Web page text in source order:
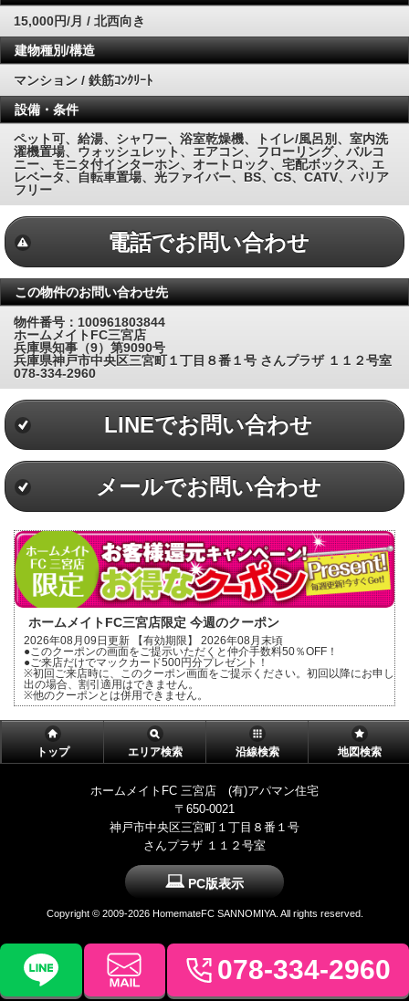
15,000円/月 / 北西向き
建物種別/構造
マンション / 鉄筋ｺﾝｸﾘｰﾄ
設備・条件
ペット可、給湯、シャワー、浴室乾燥機、トイレ/風呂別、室内洗
濯機置場、ウォッシュレット、エアコン、フローリング、バルコ
ニー、モニタ付インターホン、オートロック、宅配ボックス、エ
レベータ、自転車置場、光ファイバー、BS、CS、CATV、バリア
フリー
電話でお問い合わせ
この物件のお問い合わせ先
物件番号：100961803844
ホームメイトFC三宮店
兵庫県知事（9）第9090号
兵庫県神戸市中央区三宮町１丁目８番１号 さんプラザ １１２号室
078-334-2960
LINEでお問い合わせ
メールでお問い合わせ
ホームメイトFC三宮店限定 今週のクーポン
2026年08月09日更新 【有効期限】 2026年08月末頃
●このクーポンの画面をご提示いただくと仲介手数料50％OFF！
●ご来店だけでマックカード500円分プレゼント！
※初回ご来店時に、このクーポン画面をご提示ください。初回以降にお申し
出の場合、割引適用はできません。
※他のクーポンとは併用できません。
トップ エリア検索 沿線検索 地図検索
ホームメイトFC 三宮店 (有)アパマン住宅
〒650-0021
神戸市中央区三宮町１丁目８番１号
さんプラザ １１２号室
078-334-2960
PC版表示
Copyright © 2009-2026 HomemateFC SANNOMIYA. All rights reserved.